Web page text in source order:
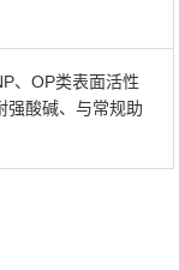
、OP类表面活性
强酸碱、与常规助